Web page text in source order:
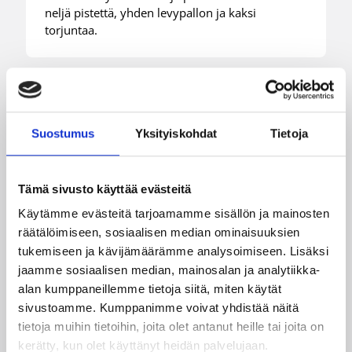
Suostumus Yksityiskohdat Tietoja
Tämä sivusto käyttää evästeitä
Käytämme evästeitä tarjoamamme sisällön ja mainosten
räätälöimiseen, sosiaalisen median ominaisuuksien
tukemiseen ja kävijämäärämme analysoimiseen. Lisäksi
jaamme sosiaalisen median, mainosalan ja analytiikka-
alan kumppaneillemme tietoja siitä, miten käytät
sivustoamme. Kumppanimme voivat yhdistää näitä
tietoja muihin tietoihin, joita olet antanut heille tai joita on
kerätty, kun olet käyttänyt heidän palvelujaan.
neljä pistettä, yhden levypallon ja kaksi
torjuntaa.
Suomalaiset ulkomailla 06.08.2026 09:16